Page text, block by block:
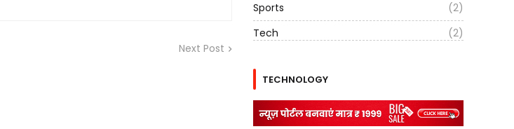
Next Post
Sports
(2)
Tech
(2)
TECHNOLOGY